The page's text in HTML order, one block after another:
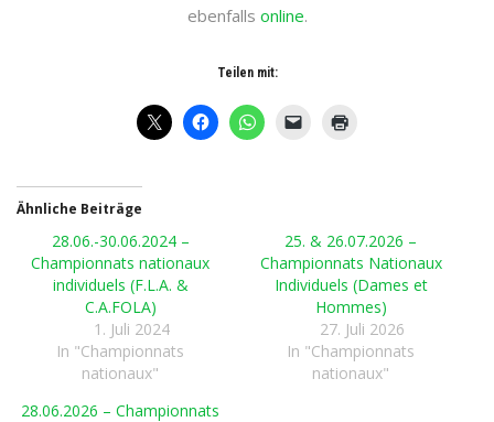
ebenfalls online.
Teilen mit:
Ähnliche Beiträge
28.06.-30.06.2024 –
Championnats nationaux
individuels (F.L.A. &
C.A.FOLA)
1. Juli 2024
In "Championnats
nationaux"
25. & 26.07.2026 –
Championnats Nationaux
Individuels (Dames et
Hommes)
27. Juli 2026
In "Championnats
nationaux"
28.06.2026 – Championnats